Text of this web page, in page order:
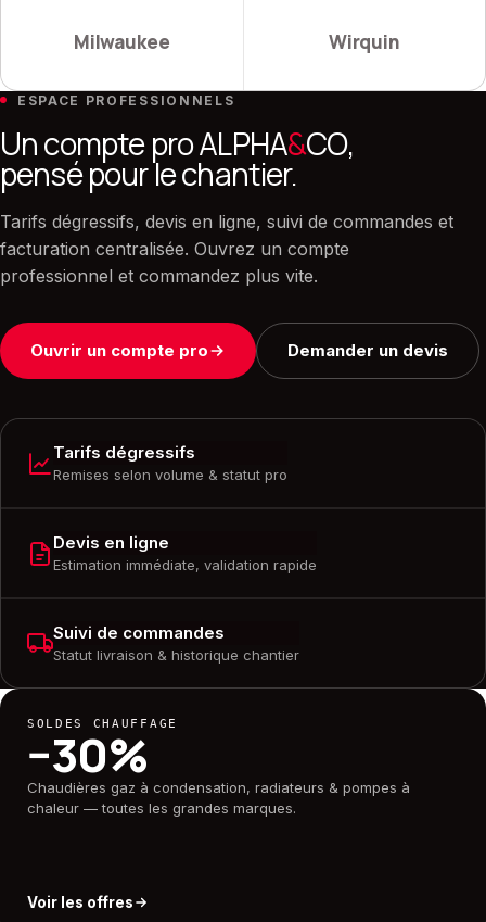
Milwaukee Wirquin
ESPACE PROFESSIONNELS
Un compte pro ALPHA&CO,
pensé pour le chantier.
Tarifs dégressifs, devis en ligne, suivi de commandes et
facturation centralisée. Ouvrez un compte
professionnel et commandez plus vite.
Ouvrir un compte pro Demander un devis
Tarifs dégressifs
Remises selon volume & statut pro
Devis en ligne
Estimation immédiate, validation rapide
Suivi de commandes
Statut livraison & historique chantier
SOLDES CHAUFFAGE
−30%
Chaudières gaz à condensation, radiateurs & pompes à
chaleur — toutes les grandes marques.
Voir les offres